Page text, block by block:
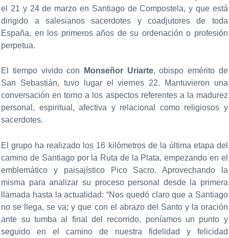
el 21 y 24 de marzo en Santiago de Compostela, y que está
dirigido a salesianos sacerdotes y coadjutores de toda
España, en los primeros años de su ordenación o profesión
perpetua.
El tiempo vivido con Monseñor Uriarte, obispo emérito de
San Sebastián, tuvo lugar el viernes 22. Mantuvieron una
conversación en torno a los aspectos referentes a la madurez
personal, espiritual, afectiva y relacional como religiosos y
sacerdotes.
El grupo ha realizado los 16 kilómetros de la última etapa del
camino de Santiago por la Ruta de la Plata, empezando en el
emblemático y paisajístico Pico Sacro. Aprovechando la
misma para analizar su proceso personal desde la primera
llamada hasta la actualidad: “Nos quedó claro que a Santiago
no se llega, se va; y que con el abrazo del Santo y la oración
ante su tumba al final del recorrido, poníamos un punto y
seguido en el camino de nuestra fidelidad y felicidad